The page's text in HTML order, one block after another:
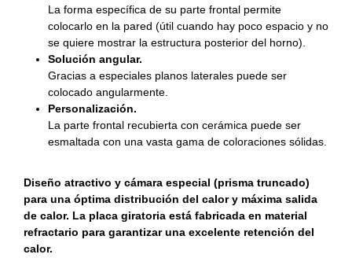
La forma específica de su parte frontal permite
colocarlo en la pared (útil cuando hay poco espacio y no
se quiere mostrar la estructura posterior del horno).
Solución angular.
Gracias a especiales planos laterales puede ser
colocado angularmente.
Personalización.
La parte frontal recubierta con cerámica puede ser
esmaltada con una vasta gama de coloraciones sólidas.
Diseño atractivo y cámara especial (prisma truncado)
para una óptima distribución del calor y máxima salida
de calor. La placa giratoria está fabricada en material
refractario para garantizar una excelente retención del
calor.